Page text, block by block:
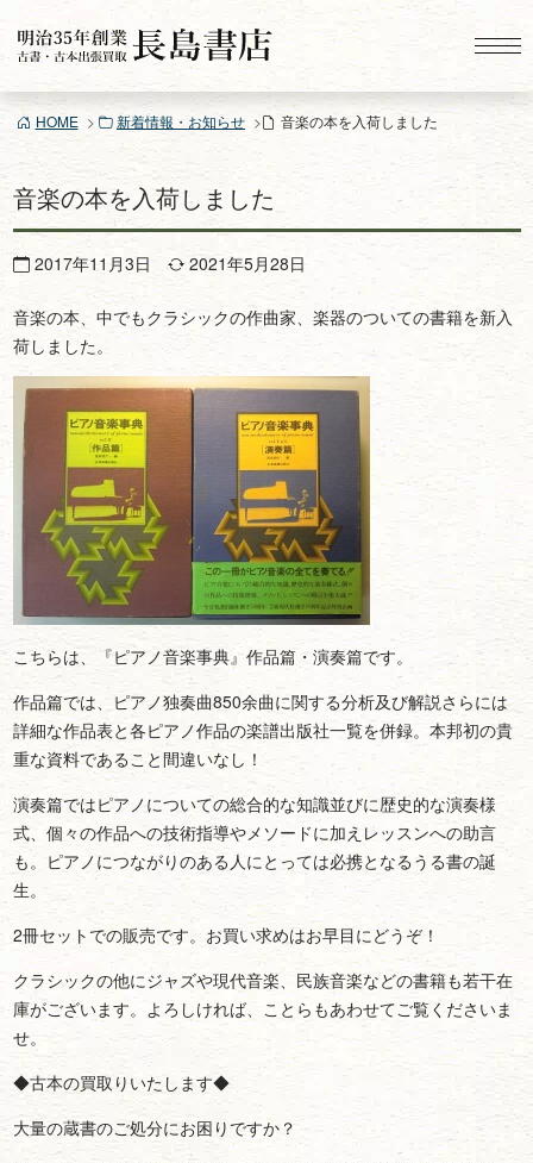
ン
ツ
ス
プ
HOME 新着情報・お知らせ 音楽の本を入荷しました
音楽の本を入荷しました
2017年11月3日 2021年5月28日
音楽の本、中でもクラシックの作曲家、楽器のついての書籍を新入
荷しました。
こちらは、『ピアノ音楽事典』作品篇・演奏篇です。
作品篇では、ピアノ独奏曲850余曲に関する分析及び解説さらには
詳細な作品表と各ピアノ作品の楽譜出版社一覧を併録。本邦初の貴
重な資料であること間違いなし！
演奏篇ではピアノについての総合的な知識並びに歴史的な演奏様
式、個々の作品への技術指導やメソードに加えレッスンへの助言
も。ピアノにつながりのある人にとっては必携となるうる書の誕
生。
2冊セットでの販売です。お買い求めはお早目にどうぞ！
クラシックの他にジャズや現代音楽、民族音楽などの書籍も若干在
庫がございます。よろしければ、ことらもあわせてご覧くださいま
せ。
◆古本の買取りいたします◆
大量の蔵書のご処分にお困りですか？